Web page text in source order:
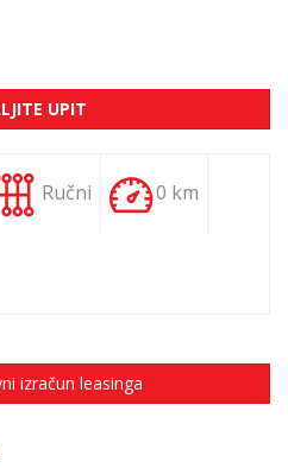
UPIT
Ručni 0 km
izračun leasinga